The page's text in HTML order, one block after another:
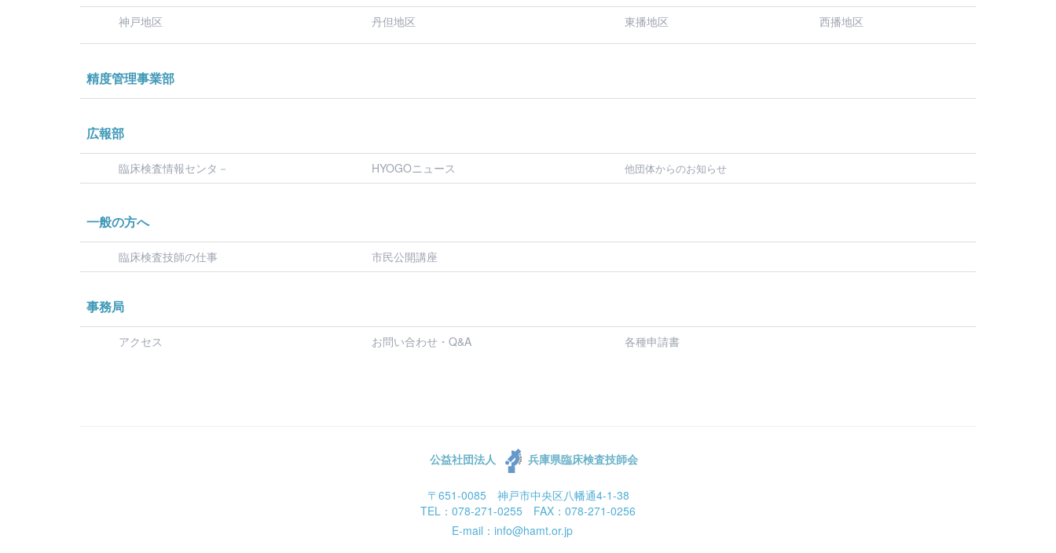
神戸地区 丹但地区 東播地区 西播地区
精度管理事業部
広報部
臨床検査情報センタ－ HYOGOニュース 他団体からのお知らせ
一般の方へ
臨床検査技師の仕事 市民公開講座
事務局
アクセス お問い合わせ・Q&A 各種申請書
公益社団法人 兵庫県臨床検査技師会
〒651-0085 神戸市中央区八幡通4-1-38
TEL：078-271-0255 FAX：078-271-0256
E-mail：info@hamt.or.jp